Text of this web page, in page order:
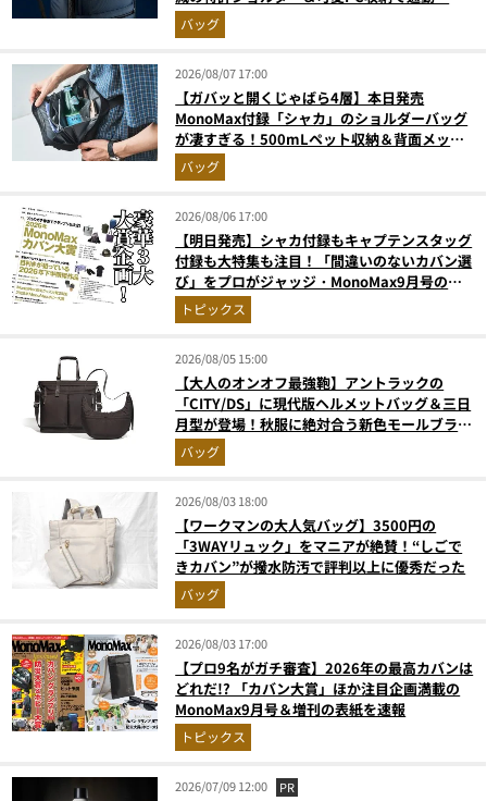
張が無敵に
バッグ
2026/08/07 17:00
【ガバッと開くじゃばら4層】本日発売
MonoMax付録「シャカ」のショルダーバッグ
が凄すぎる！500mLペット収納＆背面メッシ
ュでベタつかない
バッグ
2026/08/06 17:00
【明日発売】シャカ付録もキャプテンスタッグ
付録も大特集も注目！「間違いのないカバン選
び」をプロがジャッジ・MonoMax9月号の目
次を公開
トピックス
2026/08/05 15:00
【大人のオンオフ最強鞄】アントラックの
「CITY/DS」に現代版ヘルメットバッグ＆三日
月型が登場！秋服に絶対合う新色モールブラウ
ンが傑作
バッグ
2026/08/03 18:00
【ワークマンの大人気バッグ】3500円の
「3WAYリュック」をマニアが絶賛！“しごで
きカバン”が撥水防汚で評判以上に優秀だった
バッグ
2026/08/03 17:00
【プロ9名がガチ審査】2026年の最高カバンは
どれだ!? 「カバン大賞」ほか注目企画満載の
MonoMax9月号＆増刊の表紙を速報
トピックス
2026/07/09 12:00 PR